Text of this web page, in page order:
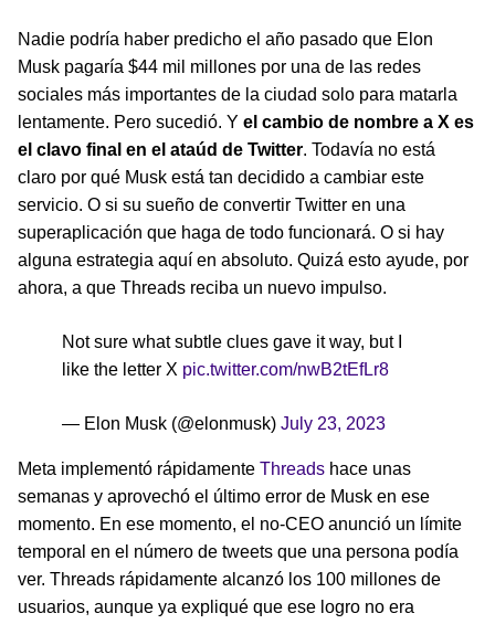
Nadie podría haber predicho el año pasado que Elon
Musk pagaría $44 mil millones por una de las redes
sociales más importantes de la ciudad solo para matarla
lentamente. Pero sucedió. Y el cambio de nombre a X es
el clavo final en el ataúd de Twitter. Todavía no está
claro por qué Musk está tan decidido a cambiar este
servicio. O si su sueño de convertir Twitter en una
superaplicación que haga de todo funcionará. O si hay
alguna estrategia aquí en absoluto. Quizá esto ayude, por
ahora, a que Threads reciba un nuevo impulso.
Not sure what subtle clues gave it way, but I
like the letter X pic.twitter.com/nwB2tEfLr8
— Elon Musk (@elonmusk) July 23, 2023
Meta implementó rápidamente Threads hace unas
semanas y aprovechó el último error de Musk en ese
momento. En ese momento, el no-CEO anunció un límite
temporal en el número de tweets que una persona podía
ver. Threads rápidamente alcanzó los 100 millones de
usuarios, aunque ya expliqué que ese logro no era